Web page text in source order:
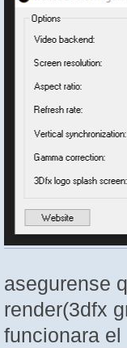
asegurense
render(3dfx
funcionara el